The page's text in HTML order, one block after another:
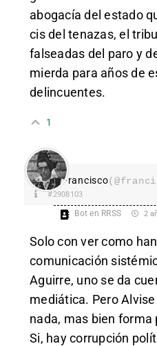
abogacía del estado
cis del tenazas, el
falseadas del paro y
mierda para años de
delincuentes.
1
Francisco
#2908103
Bot en RRSS 2
Solo con ver como
comunicación
Aguirre, uno se da
mediática. Pero
nada, mas bien
Si, hay corrupción